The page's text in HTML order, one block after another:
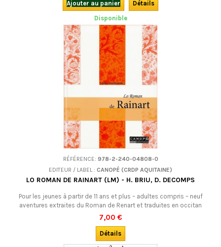
troubadours.
Ajouter au panier
Détails
Disponible
RÉFÉRENCE: 978-2-240-04808-0
EDITEUR / LABEL : CANOPÉ (CRDP AQUITAINE)
LO ROMAN DE RAINART (LM) - H. BRIU, D. DECOMPS
Pour les jeunes à partir de 11 ans et plus – adultes compris – neuf
aventures extraites du Roman de Renart et traduites en occitan
(limousin). De quoi découvrir ou redécouvrir cette grande oeuvre
patrimoniale de l'Europe dans ses liens avec le monde des
troubadours. DÉSOLÉS : ÉPUISÉ.
7,00 €
Détails